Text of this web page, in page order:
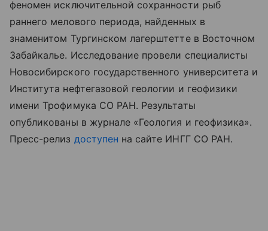
феномен исключительной сохранности рыб
раннего мелового периода, найденных в
знаменитом Тургинском лагерштетте в Восточном
Забайкалье. Исследование провели специалисты
Новосибирского государственного университета и
Института нефтегазовой геологии и геофизики
имени Трофимука СО РАН. Результаты
опубликованы в журнале «Геология и геофизика».
Пресс-релиз доступен на сайте ИНГГ СО РАН.